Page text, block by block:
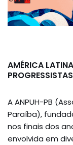
AMÉRICA
A ANPUH-PB
Paraíba),
nos finais dos
envolvida em